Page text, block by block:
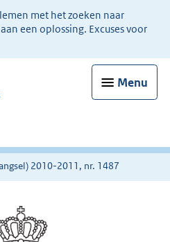
met het zoeken naar
een oplossing. Excuses voor
Menu
2010-2011, nr. 1487